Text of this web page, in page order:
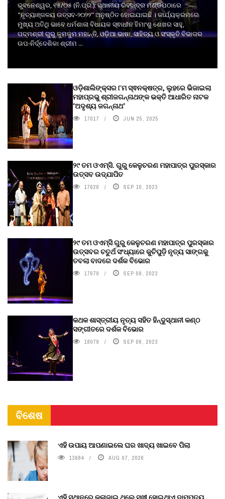
ଭୁବନେଶ୍ୱର, ୧୫/୦୫ (ନି.ପ୍ର.): ସ୍ଥାନୀୟ ରବୀନ୍ଦ୍ର ମଣ୍ଡପଠାରେ
"ନୃତ୍ୟାଞ୍ଜଳୟ ଉତ୍ସବ-୨୦୨୨" ଅନୁଷ୍ଠିତ ହୋଇଯାଇଛି । କାର୍ଯ୍ୟକ୍ରମରେ
ମୁଖ୍ୟ ଅତିଥି ଭାବେ ଧର୍ମଶାଳା ବିଧାୟକ ସ୍ଵାଧୀନ ହିମାଂଶୁ ଶେଖର ସାହୁ,
ପଦ୍ମଶ୍ରୀ ଗୁରୁ କୁମକୁମ ମହାନ୍ତି, ଓଡ଼ିଆ ଭାଷା, ସାହିତ୍ୟ ଓ ସଂସ୍କୃତି ବିଭାଗର
ଉପ-ନିର୍ଦ୍ଦେଶିକା ଶ୍ରୀମ ...
ଓଡ଼ିଶାଲିଙ୍କ୍ସର ୮ମ ସ୍ଵନକ୍ଷତ୍ର, ଲୁହରେ ଭିଜାଇଲା
ମହାପ୍ରଭୁ ଶ୍ରୀଜଗନ୍ନାଥଙ୍କ ଭକ୍ତି ଆଧାରିତ ନାଟକ
‘ଅଦୃଶ୍ୟ ଜଗନ୍ନାଥ‘
17017 JUN 25, 2025
୨୯ ତମ ଓଏମ୍‌ସି. ଗୁରୁ କେଳୁଚରଣ ମହାପାତ୍ର ପୁରସ୍କାର
ଉତ୍ସବ ଉଦ୍‍ଯାପିତ
17628 SEP 10, 2023
୨୯ ତମ ଓଏମ୍‌ସି ଗୁରୁ କେଳୁଚରଣ ମହାପାତ୍ର ପୁରସ୍କାର
ଉତ୍ସବର ଚତୁର୍ଥ ସଂଧ୍ୟାରେ କୁଚିପୁଡ଼ି ନୃତ୍ୟ ସାଙ୍ଗକୁ
ତବଲା ବାଦରେ ଦର୍ଶକ ବିଭୋର
17679 SEP 09, 2023
କଥକ ଶାସ୍ତ୍ରୀୟ ନୃତ୍ୟ ସହିତ ହିନ୍ଦୁସ୍ଥାନୀ କଣ୍ଠ
ସଙ୍ଗୀତରେ ଦର୍ଶକ ବିଭୋର
18079 SEP 06, 2023
ବିଶେଷ
ଏହି ଉପାୟ ଆପଣାଇଲେ ଘର ଖାଦ୍ୟ ଖାଇବେ ପିଲା
13684 AUG 07, 2026